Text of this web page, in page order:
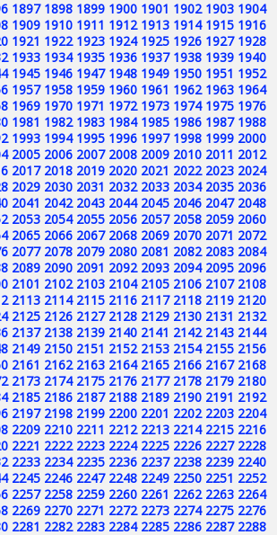
1897 1898 1899 1900 1901 1902 1903 1904
1909 1910 1911 1912 1913 1914 1915 1916
1921 1922 1923 1924 1925 1926 1927 1928
1933 1934 1935 1936 1937 1938 1939 1940
1945 1946 1947 1948 1949 1950 1951 1952
1957 1958 1959 1960 1961 1962 1963 1964
1969 1970 1971 1972 1973 1974 1975 1976
1981 1982 1983 1984 1985 1986 1987 1988
1993 1994 1995 1996 1997 1998 1999 2000
2005 2006 2007 2008 2009 2010 2011 2012
2017 2018 2019 2020 2021 2022 2023 2024
2029 2030 2031 2032 2033 2034 2035 2036
2041 2042 2043 2044 2045 2046 2047 2048
2053 2054 2055 2056 2057 2058 2059 2060
2065 2066 2067 2068 2069 2070 2071 2072
2077 2078 2079 2080 2081 2082 2083 2084
2089 2090 2091 2092 2093 2094 2095 2096
2101 2102 2103 2104 2105 2106 2107 2108
2113 2114 2115 2116 2117 2118 2119 2120
2125 2126 2127 2128 2129 2130 2131 2132
2137 2138 2139 2140 2141 2142 2143 2144
2149 2150 2151 2152 2153 2154 2155 2156
2161 2162 2163 2164 2165 2166 2167 2168
2173 2174 2175 2176 2177 2178 2179 2180
2185 2186 2187 2188 2189 2190 2191 2192
2197 2198 2199 2200 2201 2202 2203 2204
2209 2210 2211 2212 2213 2214 2215 2216
2221 2222 2223 2224 2225 2226 2227 2228
2233 2234 2235 2236 2237 2238 2239 2240
2245 2246 2247 2248 2249 2250 2251 2252
2257 2258 2259 2260 2261 2262 2263 2264
2269 2270 2271 2272 2273 2274 2275 2276
2281 2282 2283 2284 2285 2286 2287 2288